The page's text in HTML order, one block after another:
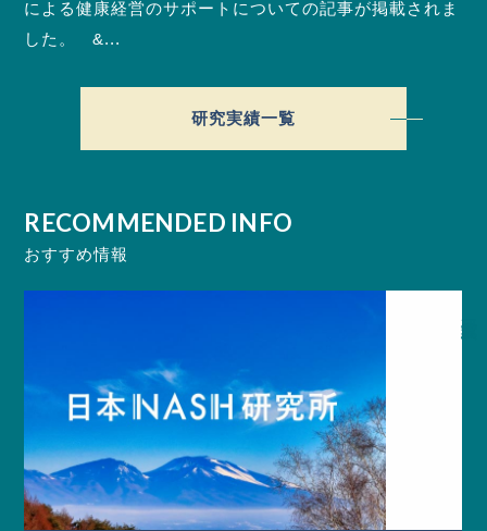
による健康経営のサポートについての記事が掲載されま
した。 &...
研究実績一覧
RECOMMENDED INFO
おすすめ情報